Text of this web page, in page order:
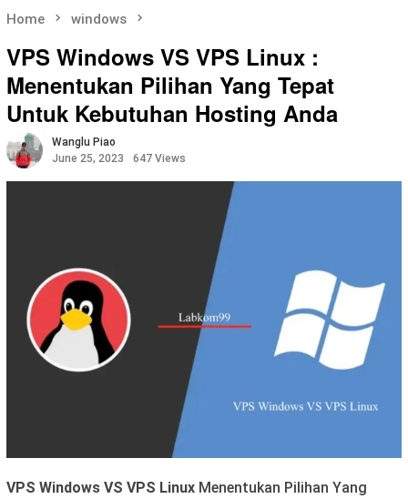
Home windows
VPS Windows VS VPS Linux :
Menentukan Pilihan Yang Tepat
Untuk Kebutuhan Hosting Anda
Wanglu Piao
June 25, 2023
647 Views
VPS Windows VS VPS Linux Menentukan Pilihan Yang